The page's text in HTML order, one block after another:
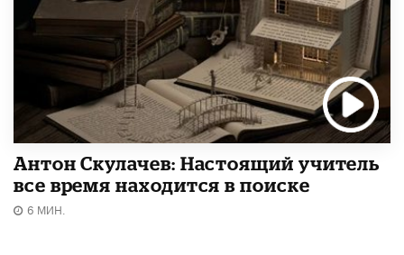
Антон Скулачев: Настоящий учитель
все время находится в поиске
6 МИН.